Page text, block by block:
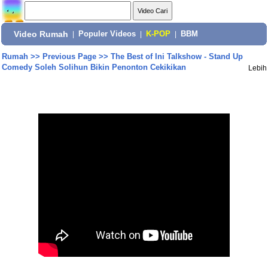
Video Rumah Populer Videos K-POP BBM
Rumah>> Previous Page>> The Best of Ini Talkshow - Stand Up
Comedy Soleh Solihun Bikin Penonton Cekikikan
Lebih